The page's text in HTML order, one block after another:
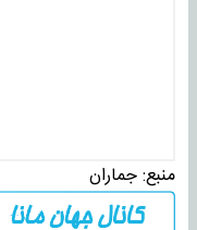
منبع:جماران